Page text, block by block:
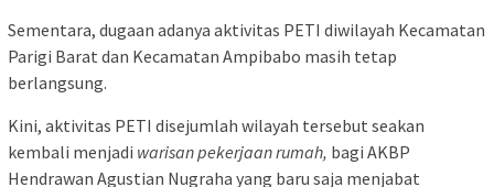
Sementara, dugaan adanya aktivitas PETI diwilayah Kecamatan
Parigi Barat dan Kecamatan Ampibabo masih tetap
berlangsung.
Kini, aktivitas PETI disejumlah wilayah tersebut seakan
kembali menjadi warisan pekerjaan rumah, bagi AKBP
Hendrawan Agustian Nugraha yang baru saja menjabat